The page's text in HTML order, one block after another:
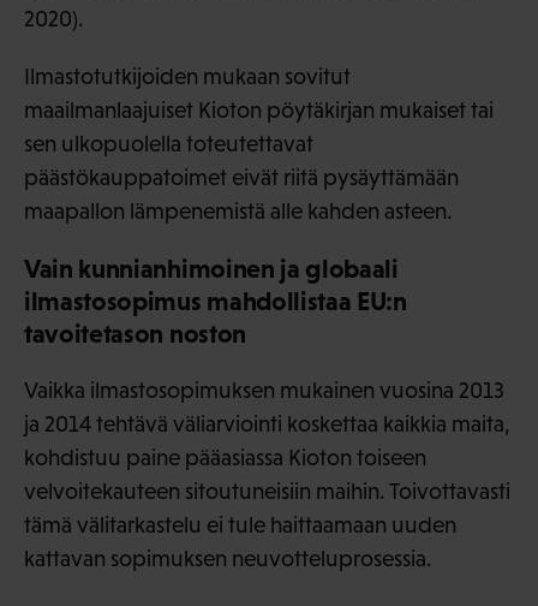
2020).
Ilmastotutkijoiden mukaan sovitut
maailmanlaajuiset Kioton pöytäkirjan mukaiset tai
sen ulkopuolella toteutettavat
päästökauppatoimet eivät riitä pysäyttämään
maapallon lämpenemistä alle kahden asteen.
Vain kunnianhimoinen ja globaali
ilmastosopimus mahdollistaa EU:n
tavoitetason noston
Vaikka ilmastosopimuksen mukainen vuosina 2013
ja 2014 tehtävä väliarviointi koskettaa kaikkia maita,
kohdistuu paine pääasiassa Kioton toiseen
velvoitekauteen sitoutuneisiin maihin. Toivottavasti
tämä välitarkastelu ei tule haittaamaan uuden
kattavan sopimuksen neuvotteluprosessia.